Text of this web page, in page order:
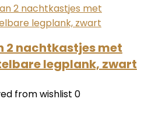
2 nachtkastjes met
legplank, zwart
from wishlist 0